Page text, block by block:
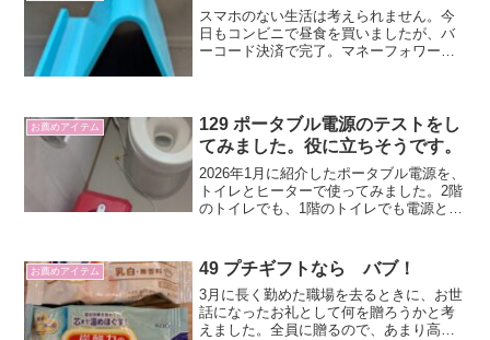
スマホのない生活は考えられません。今
日もコンビニで昼食を買いましたが、バ
ーコード決済で完了。マネーフォワード
躍しています。そして、動...
お薦めアイテム
129 ポータブル電源のテストをし
てみました。役に立ちそうです。
2026年1月に紹介したポータブル電源を、
トイレとヒーターで使ってみました。2階
のトイレでも、1階のトイレでも電源とし
がなくても水は流せました。
お薦めアイテム 49 プチギフトなら バブ！
3月に長く勤めた職場を去るときに、お世
話になったお礼として何を贈ろうかと考
えました。全員に贈るので、あまり高い